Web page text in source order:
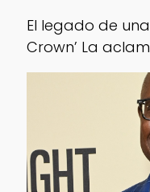
El legado de
Crown’ La